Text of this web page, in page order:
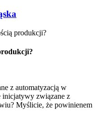
produkcji?
z automatyzacją w
inicjatywy związane z
Myślicie, że powinienem